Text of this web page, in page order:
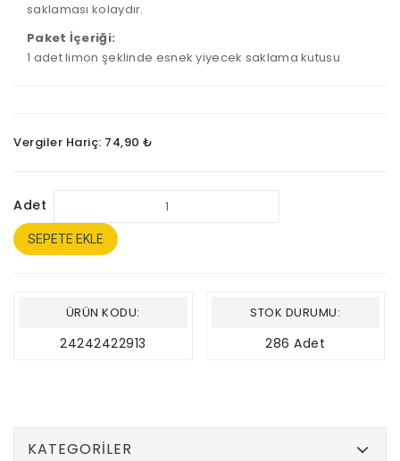
saklaması kolaydır.
Paket İçeriği:
1 adet limon şeklinde esnek yiyecek saklama kutusu
Vergiler Hariç: 74,90 ₺
Adet
SEPETE EKLE
ÜRÜN KODU:
24242422913
STOK DURUMU:
286 Adet
KATEGORILER